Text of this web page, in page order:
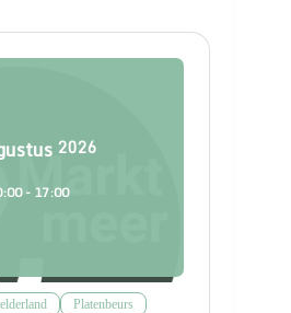
2026
- 17:00
Platenbeurs